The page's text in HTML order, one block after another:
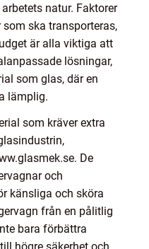
natur. Faktorer
ska transporteras,
är alla viktiga att
lösningar,
som glas, där en
lämplig.
som kräver extra
De
och
känsliga och sköra
från en pålitlig
bara förbättra